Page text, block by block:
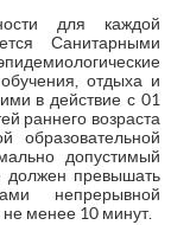
для каждой
Санитарными
отдыха и
в действие с 01
раннего возраста
образовательной
допустимый
должен превышать
непрерывной
менее 10 минут.